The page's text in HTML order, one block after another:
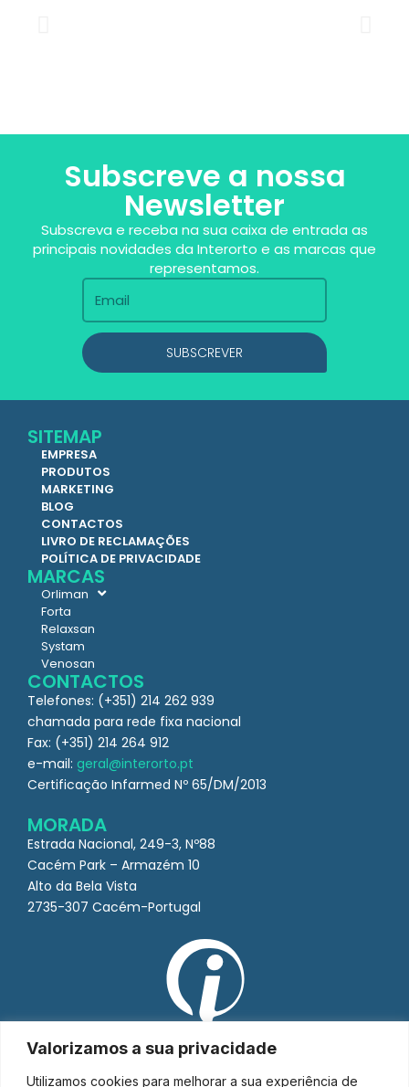
Valorizamos a sua privacidade
Utilizamos cookies para melhorar a sua experiência de
Subscreve a nossa
Newsletter
Subscreva e receba na sua caixa de entrada as
principais novidades da Interorto e as marcas que
representamos.
SUBSCREVER
SITEMAP
EMPRESA
PRODUTOS
MARKETING
BLOG
CONTACTOS
LIVRO DE RECLAMAÇÕES
POLÍTICA DE PRIVACIDADE
MARCAS
Orliman
Forta
Relaxsan
Systam
Venosan
CONTACTOS
Telefones: (+351) 214 262 939
chamada para rede fixa nacional
Fax: (+351) 214 264 912
e-mail: geral@interorto.pt
Certificação Infarmed Nº 65/DM/2013
MORADA
Estrada Nacional, 249-3, Nº88
Cacém Park – Armazém 10
Alto da Bela Vista
2735-307 Cacém-Portugal